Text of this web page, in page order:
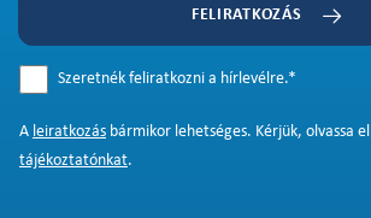
FELIRATKOZÁS
Szeretnék feliratkozni a hírlevélre.*
A leiratkozás bármikor lehetséges. Kérjük, olvassa el
tájékoztatónkat.